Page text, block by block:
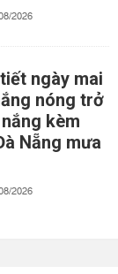
2026
ngày mai
nóng trở
kèm
Nẵng mưa
2026